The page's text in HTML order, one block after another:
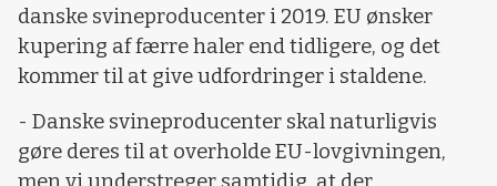
danske svineproducenter i 2019. EU ønsker
kupering af færre haler end tidligere, og det
kommer til at give udfordringer i staldene.
- Danske svineproducenter skal naturligvis
gøre deres til at overholde EU-lovgivningen,